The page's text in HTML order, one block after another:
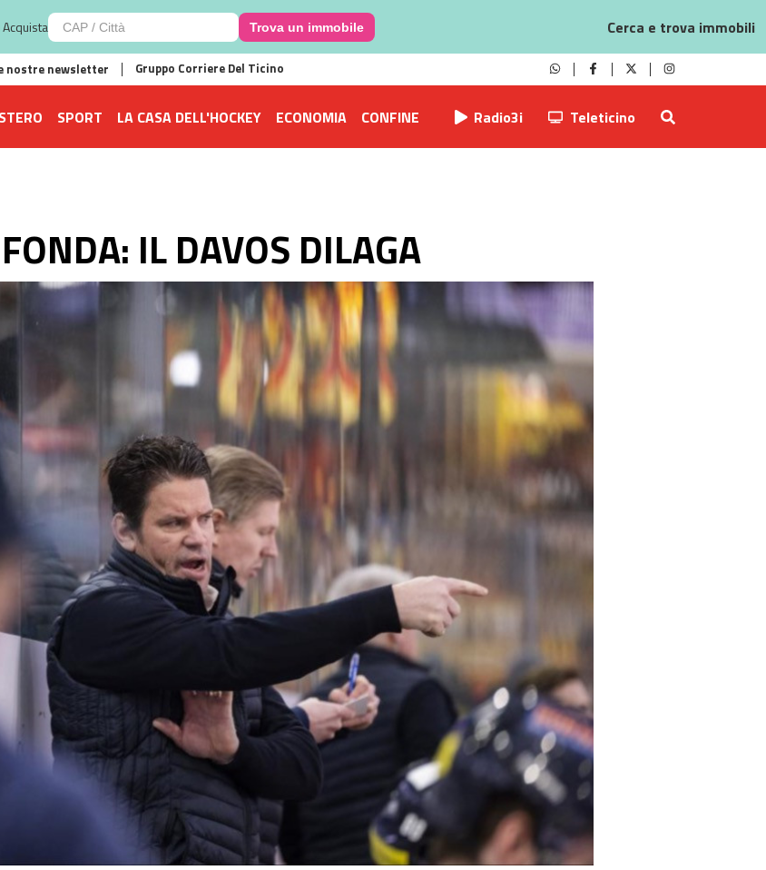
Acquista Trova un immobile Cerca e trova immobili
nostre newsletter Gruppo Corriere Del Ticino
SPORT LA CASA DELL'HOCKEY ECONOMIA CONFINE Radio3i Teleticino
IL DAVOS DILAGA